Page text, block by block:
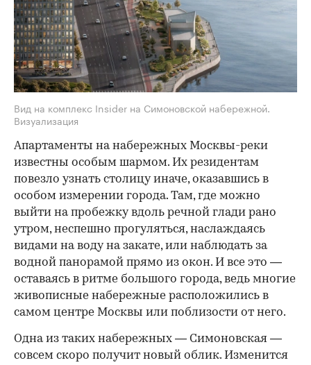
Вид на комплекс Insider на Симоновской набережной.
Визуализация
Апартаменты на набережных Москвы-реки
известны особым шармом. Их резидентам
повезло узнать столицу иначе, оказавшись в
особом измерении города. Там, где можно
выйти на пробежку вдоль речной глади рано
утром, неспешно прогуляться, наслаждаясь
видами на воду на закате, или наблюдать за
водной панорамой прямо из окон. И все это —
оставаясь в ритме большого города, ведь многие
живописные набережные расположились в
самом центре Москвы или поблизости от него.
Одна из таких набережных — Симоновская —
совсем скоро получит новый облик. Изменится